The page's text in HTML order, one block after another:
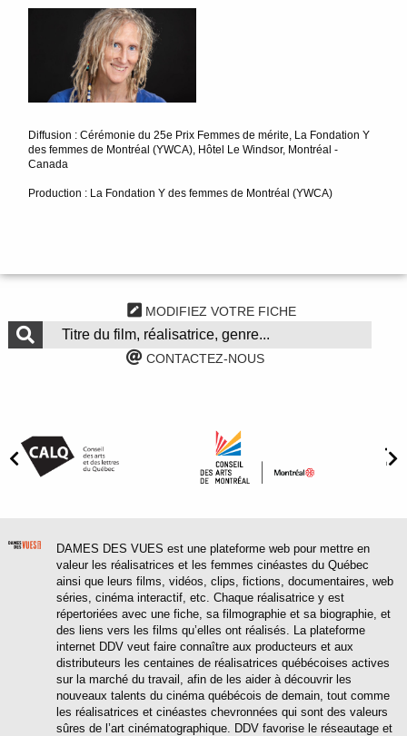
Diffusion : Cérémonie du 25e Prix Femmes de mérite, La Fondation Y
des femmes de Montréal (YWCA), Hôtel Le Windsor, Montréal -
Canada
Production : La Fondation Y des femmes de Montréal (YWCA)
MODIFIEZ VOTRE FICHE
CONTACTEZ-NOUS
DAMES DES VUES est une plateforme web pour mettre en
valeur les réalisatrices et les femmes cinéastes du Québec
ainsi que leurs films, vidéos, clips, fictions, documentaires, web
séries, cinéma interactif, etc. Chaque réalisatrice y est
répertoriées avec une fiche, sa filmographie et sa biographie, et
des liens vers les films qu’elles ont réalisés. La plateforme
internet DDV veut faire connaître aux producteurs et aux
distributeurs les centaines de réalisatrices québécoises actives
sur la marché du travail, afin de les aider à découvrir les
nouveaux talents du cinéma québécois de demain, tout comme
les réalisatrices et cinéastes chevronnées qui sont des valeurs
sûres de l’art cinématographique. DDV favorise le réseautage et